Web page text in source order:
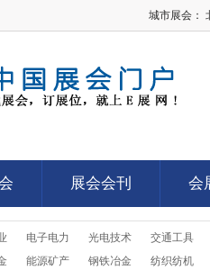
城市展会：
展会会刊
展会会刊
会
会
电子电力 光电技术
交通工具
能源矿产 钢铁冶金 纺织纺机